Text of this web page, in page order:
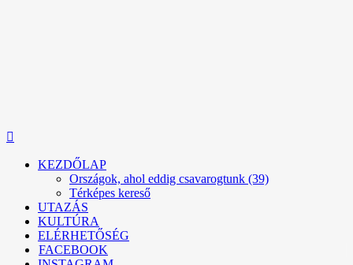
KEZDŐLAP
Országok, ahol eddig csavarogtunk (39)
Térképes kereső
UTAZÁS
KULTÚRA
ELÉRHETŐSÉG
FACEBOOK